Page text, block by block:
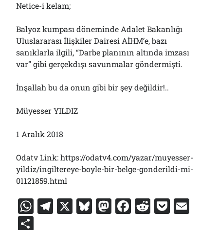
Netice-i kelam;
Balyoz kumpası döneminde Adalet Bakanlığı
Uluslararası İlişkiler Dairesi AİHM’e, bazı
sanıklarla ilgili, “Darbe planının altında imzası
var” gibi gerçekdışı savunmalar göndermişti.
İnşallah bu da onun gibi bir şey değildir!..
Müyesser YILDIZ
1 Aralık 2018
Odatv Link: https://odatv4.com/yazar/muyesser-
yildiz/ingiltereye-boyle-bir-belge-gonderildi-mi-
01121859.html
W T X Bl M F R P